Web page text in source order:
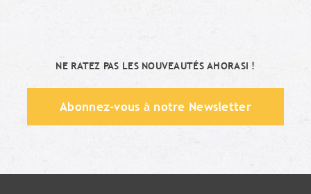
NE RATEZ PAS LES NOUVEAUTÉS AHORASI !
Abonnez-vous à notre Newsletter